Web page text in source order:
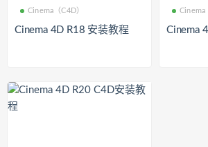
Cinema（C4D）
Cinema 4D R18 安装教程
Cinema
Cinema